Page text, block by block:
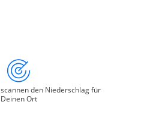
den Niederschlag für
Deinen Ort